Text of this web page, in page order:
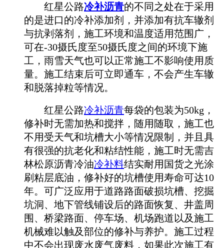
红星公路冷补沥青的不同之处在于采用
的是进口的冷补添加剂，并添加有抗车辙剂
与抗剥落剂，施工环境和温度适用范围广，
可在-30摄氏度至50摄氏度之间的环境下施
工，雨雪天气也可以正常施工不影响使用质
量。施工结束后可立即通车，不会产生车辙
和脱落掉粒等情况。
红星公路冷补沥青每袋的包装为50kg，
修补时无需加热和搅拌，随用随取，施工也
不用受天气和坑槽大小等情况限制，并且具
有很强的抗老化和粘结性能，施工时无需吉
林松原沥青冷油冷补料结实耐用国货之光涂
刷粘层底油，修补好的坑槽使用寿命可达10
年。可广泛应用于道路路面破损坑槽、挖掘
坑洞、地下管线铺设后的路面恢复、井盖周
围、桥梁路面、停车场、机场跑道以及施工
机械难以触及部位的修补与养护。施工过程
中不会出现废水废气废料，如果此次施工有